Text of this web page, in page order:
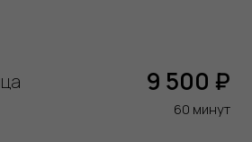
9 500 ₽
60 минут